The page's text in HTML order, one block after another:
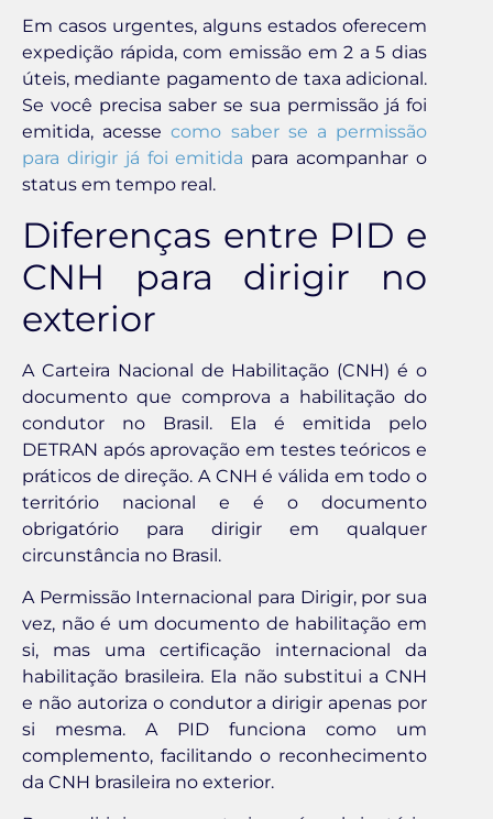
Em casos urgentes, alguns estados oferecem
expedição rápida, com emissão em 2 a 5 dias
úteis, mediante pagamento de taxa adicional.
Se você precisa saber se sua permissão já foi
emitida, acessecomo saber se a permissão
para dirigir já foi emitida para acompanhar o
status em tempo real.
Diferenças entre PID e
CNH para dirigir no
exterior
A Carteira Nacional de Habilitação (CNH) é o
documento que comprova a habilitação do
condutor no Brasil. Ela é emitida pelo
DETRAN após aprovação em testes teóricos e
práticos de direção. A CNH é válida em todo o
território nacional e é o documento
obrigatório para dirigir em qualquer
circunstância no Brasil.
A Permissão Internacional para Dirigir, por sua
vez, não é um documento de habilitação em
si, mas uma certificação internacional da
habilitação brasileira. Ela não substitui a CNH
e não autoriza o condutor a dirigir apenas por
si mesma. A PID funciona como um
complemento, facilitando o reconhecimento
da CNH brasileira no exterior.